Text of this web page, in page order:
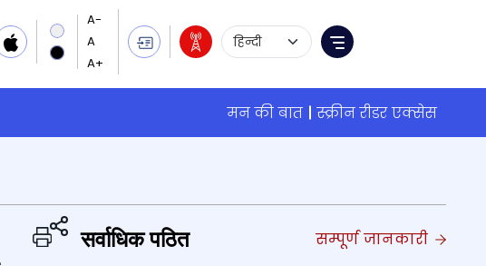
Language Selection
Menu
मन की बात
स्क्रीन रीडर एक्सेस
सर्वाधिक पठित सम्पूर्ण जानकारी